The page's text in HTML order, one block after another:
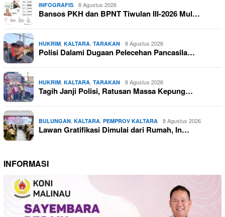
INFOGRAFIS 8 Agustus 2026
Bansos PKH dan BPNT Tiwulan III-2026 Mul…
HUKRIM, KALTARA, TARAKAN 8 Agustus 2026
Polisi Dalami Dugaan Pelecehan Pancasila…
HUKRIM, KALTARA, TARAKAN 8 Agustus 2026
Tagih Janji Polisi, Ratusan Massa Kepung…
BULUNGAN, KALTARA, PEMPROV KALTARA 8 Agustus 2026
Lawan Gratifikasi Dimulai dari Rumah, In…
INFORMASI